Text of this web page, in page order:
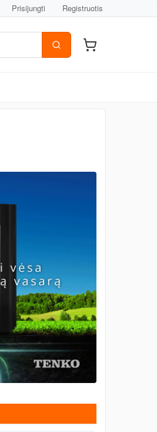
Prisijungti Registruotis